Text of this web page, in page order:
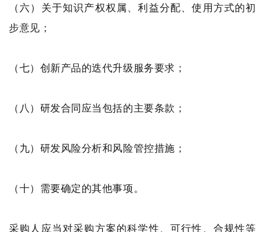
（六）关于知识产权权属、利益分配、使用方式的初
步意见；
（七）创新产品的迭代升级服务要求；
（八）研发合同应当包括的主要条款；
（九）研发风险分析和风险管控措施；
（十）需要确定的其他事项。
采购人应当对采购方案的科学性、可行性、合规性等